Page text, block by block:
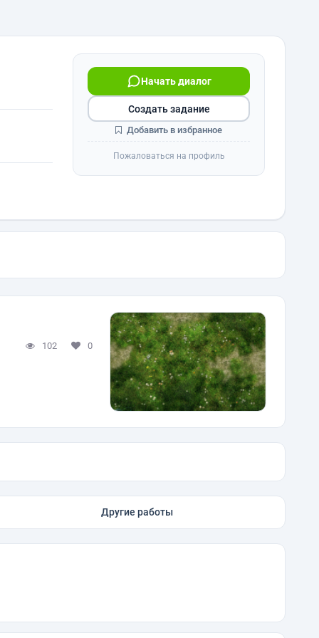
Начать диалог
Создать задание
Добавить в избранное
Пожаловаться на профиль
102 0
Другие работы